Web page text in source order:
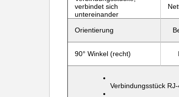
verbindet sich
untereinander
Orientierung
90° Winkel (recht)
Verbindungsstück